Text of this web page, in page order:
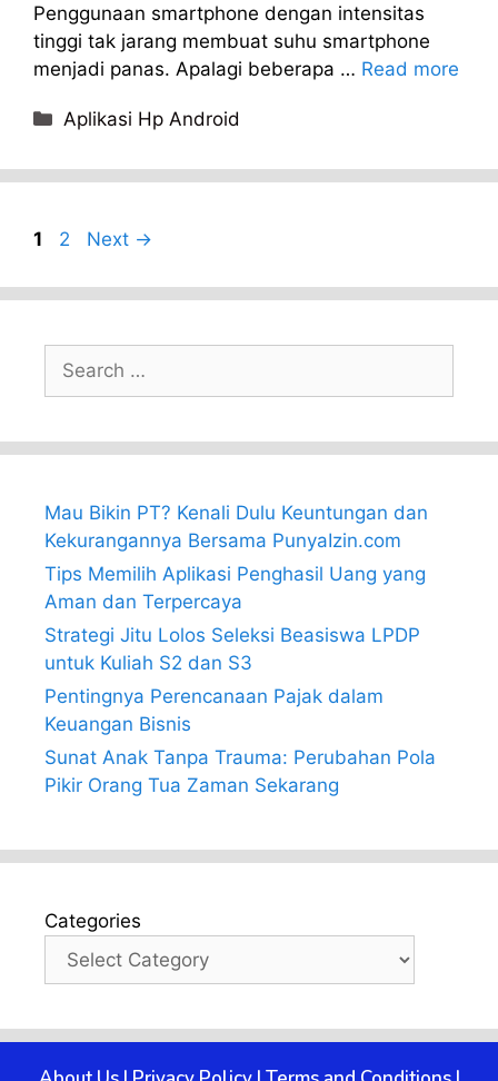
Penggunaan smartphone dengan intensitas
tinggi tak jarang membuat suhu smartphone
menjadi panas. Apalagi beberapa … Read more
Categories
Aplikasi Hp Android
Page
1 Page
2 Next →
for:
Mau Bikin PT? Kenali Dulu Keuntungan dan
Kekurangannya Bersama PunyaIzin.com
Tips Memilih Aplikasi Penghasil Uang yang
Aman dan Terpercaya
Strategi Jitu Lolos Seleksi Beasiswa LPDP
untuk Kuliah S2 dan S3
Pentingnya Perencanaan Pajak dalam
Keuangan Bisnis
Sunat Anak Tanpa Trauma: Perubahan Pola
Pikir Orang Tua Zaman Sekarang
Categories